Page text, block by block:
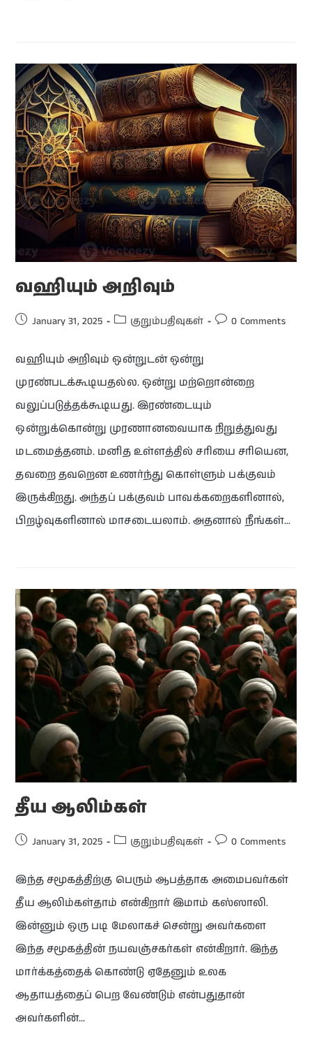
வஹியும் அறிவும்
January 31, 2025 குறும்பதிவுகள் 0 Comments
வஹியும் அறிவும் ஒன்றுடன் ஒன்று
முரண்படக்கூடியதல்ல. ஒன்று மற்றொன்றை
வலுப்படுத்தக்கூடியது. இரண்டையும்
ஒன்றுக்கொன்று முரணானவையாக நிறுத்துவது
மடமைத்தனம். மனித உள்ளத்தில் சரியை சரியென,
தவறை தவறென உணர்ந்து கொள்ளும் பக்குவம்
இருக்கிறது. அந்தப் பக்குவம் பாவக்கறைகளினால்,
பிறழ்வுகளினால் மாசடையலாம். அதனால் நீங்கள்…
தீய ஆலிம்கள்
January 31, 2025 குறும்பதிவுகள் 0 Comments
இந்த சமூகத்திற்கு பெரும் ஆபத்தாக அமைபவர்கள்
தீய ஆலிம்கள்தாம் என்கிறார் இமாம் கஸ்ஸாலி.
இன்னும் ஒரு படி மேலாகச் சென்று அவர்களை
இந்த சமூகத்தின் நயவஞ்சகர்கள் என்கிறார். இந்த
மார்க்கத்தைக் கொண்டு ஏதேனும் உலக
ஆதாயத்தைப் பெற வேண்டும் என்பதுதான்
அவர்களின்…